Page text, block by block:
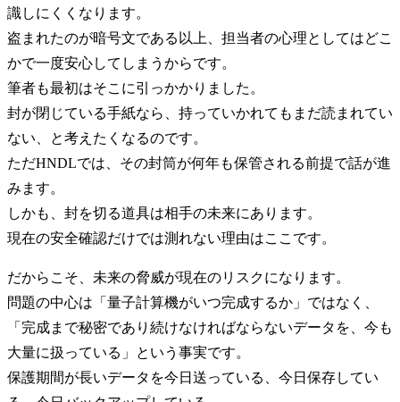
識しにくくなります。
盗まれたのが暗号文である以上、担当者の心理としてはどこ
かで一度安心してしまうからです。
筆者も最初はそこに引っかかりました。
封が閉じている手紙なら、持っていかれてもまだ読まれてい
ない、と考えたくなるのです。
ただHNDLでは、その封筒が何年も保管される前提で話が進
みます。
しかも、封を切る道具は相手の未来にあります。
現在の安全確認だけでは測れない理由はここです。
だからこそ、未来の脅威が現在のリスクになります。
問題の中心は「量子計算機がいつ完成するか」ではなく、
「完成まで秘密であり続けなければならないデータを、今も
大量に扱っている」という事実です。
保護期間が長いデータを今日送っている、今日保存してい